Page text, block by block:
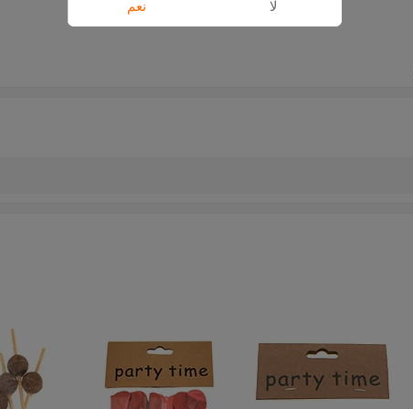
لا نعم